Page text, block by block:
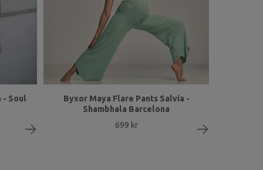
- Soul
Byxor Maya Flare Pants Salvia -
Shambhala Barcelona
699 kr